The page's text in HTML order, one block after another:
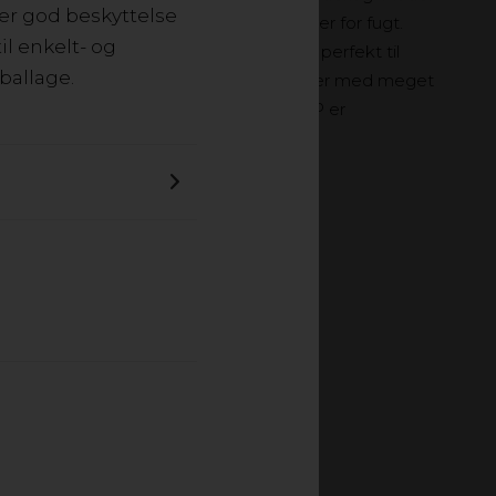
god beskyttelse
enkelt- og
og meget modstandsdygtigt over for fugt.
trykegenskaber og passer perfekt til
og lang holdbarhed. Letvægtsplader med meget
holdbarhed. Ved forbrænding af PP er